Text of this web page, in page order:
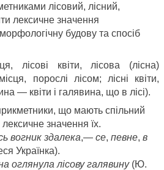
лісовий, лісний,
лексичне значення
будову та спосіб
лісові квіти, лісова (лісна)
порослі лісом; лісні квіти,
— квіти і галявина, що в лісі).
що мають спільний
значення їх.
вогник здалека,— се, певне, в
Українка).
оглянула лісову галявину(Ю.